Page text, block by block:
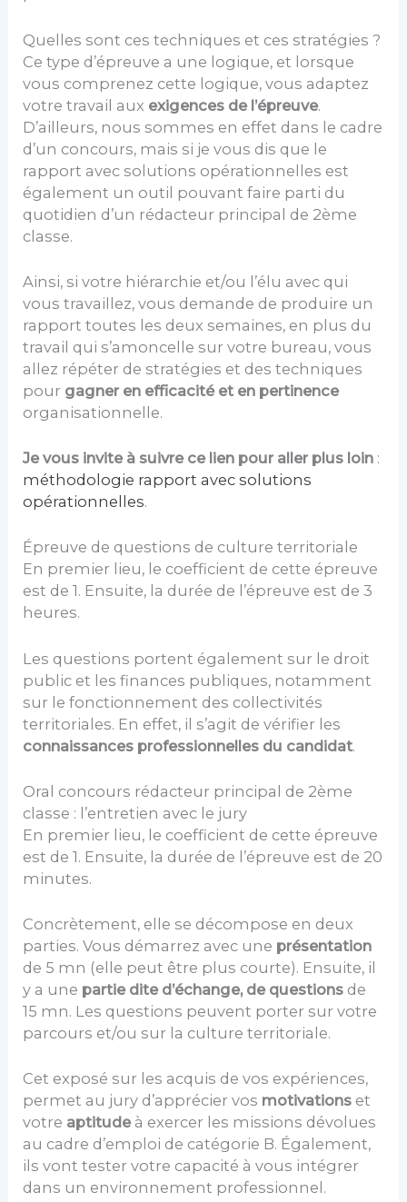
Quelles sont ces techniques et ces stratégies ?
Ce type d’épreuve a une logique, et lorsque
vous comprenez cette logique, vous adaptez
votre travail aux exigences de l’épreuve.
D’ailleurs, nous sommes en effet dans le cadre
d’un concours, mais si je vous dis que le
rapport avec solutions opérationnelles est
également un outil pouvant faire parti du
quotidien d’un rédacteur principal de 2ème
classe.
Ainsi, si votre hiérarchie et/ou l’élu avec qui
vous travaillez, vous demande de produire un
rapport toutes les deux semaines, en plus du
travail qui s’amoncelle sur votre bureau, vous
allez répéter de stratégies et des techniques
pour gagner en efficacité et en pertinence
organisationnelle.
Je vous invite à suivre ce lien pour aller plus loin :
méthodologie rapport avec solutions
opérationnelles.
Épreuve de questions de culture territoriale
En premier lieu, le coefficient de cette épreuve
est de 1. Ensuite, la durée de l’épreuve est de 3
heures.
Les questions portent également sur le droit
public et les finances publiques, notamment
sur le fonctionnement des collectivités
territoriales. En effet, il s’agit de vérifier les
connaissances professionnelles du candidat.
Oral concours rédacteur principal de 2ème
classe : l’entretien avec le jury
En premier lieu, le coefficient de cette épreuve
est de 1. Ensuite, la durée de l’épreuve est de 20
minutes.
Concrètement, elle se décompose en deux
parties. Vous démarrez avec une présentation
de 5 mn (elle peut être plus courte). Ensuite, il
y a une partie dite d’échange, de questions de
15 mn. Les questions peuvent porter sur votre
parcours et/ou sur la culture territoriale.
Cet exposé sur les acquis de vos expériences,
permet au jury d’apprécier vos motivations et
votre aptitude à exercer les missions dévolues
au cadre d’emploi de catégorie B. Également,
ils vont tester votre capacité à vous intégrer
dans un environnement professionnel.